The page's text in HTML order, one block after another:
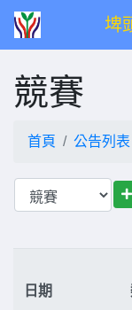
埤
競賽
首頁 公告列表
日期